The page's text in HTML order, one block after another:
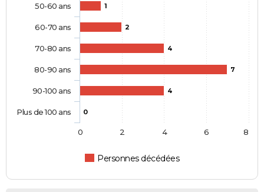
1
2
4
7
4
0
Personnes décédées
50-60 ans
60-70 ans
70-80 ans
80-90 ans
90-100 ans
Plus de 100 ans
0 2 4 6 8